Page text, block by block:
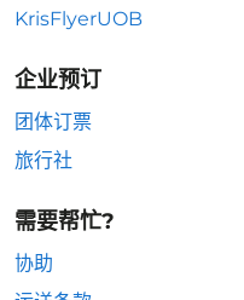
KrisFlyerUOB
企业预订
团体订票
旅行社
需要帮忙?
协助